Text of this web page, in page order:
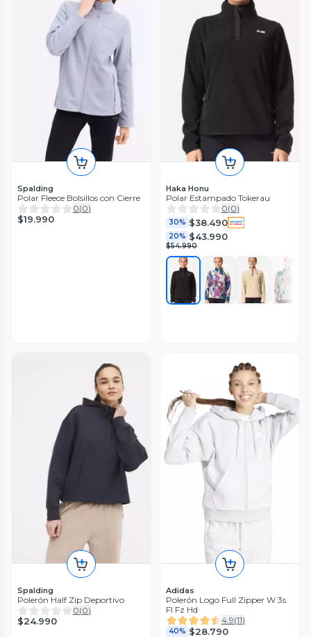
Spalding
Polar Fleece Bolsillos con Cierre
0(0)
$19.990
Haka Honu
Polar Estampado Tokerau
0(0)
30% $38.490
20% $43.990
$54.990
Spalding
Polerón Half Zip Deportivo
0(0)
$24.990
Adidas
Polerón Logo Full Zipper W 3s
Fl Fz Hd
4.9(11)
40% $28.790